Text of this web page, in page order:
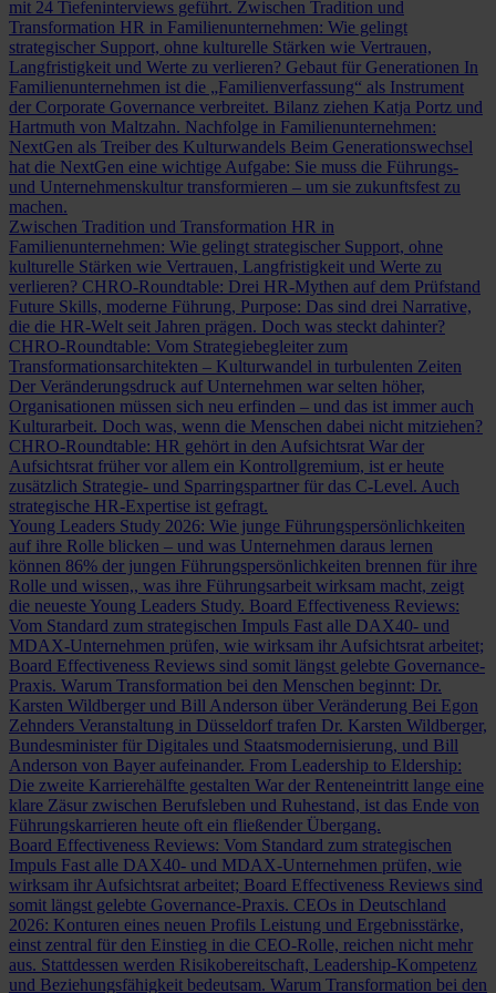
mit 24 Tiefeninterviews geführt. Zwischen Tradition und
Transformation HR in Familienunternehmen: Wie gelingt
strategischer Support, ohne kulturelle Stärken wie Vertrauen,
Langfristigkeit und Werte zu verlieren? Gebaut für Generationen In
Familienunternehmen ist die „Familienverfassung“ als Instrument
der Corporate Governance verbreitet. Bilanz ziehen Katja Portz und
Hartmuth von Maltzahn. Nachfolge in Familienunternehmen:
NextGen als Treiber des Kulturwandels Beim Generationswechsel
hat die NextGen eine wichtige Aufgabe: Sie muss die Führungs-
und Unternehmenskultur transformieren – um sie zukunftsfest zu
machen.
Zwischen Tradition und Transformation HR in
Familienunternehmen: Wie gelingt strategischer Support, ohne
kulturelle Stärken wie Vertrauen, Langfristigkeit und Werte zu
verlieren? CHRO-Roundtable: Drei HR-Mythen auf dem Prüfstand
Future Skills, moderne Führung, Purpose: Das sind drei Narrative,
die die HR-Welt seit Jahren prägen. Doch was steckt dahinter?
CHRO-Roundtable: Vom Strategiebegleiter zum
Transformationsarchitekten – Kulturwandel in turbulenten Zeiten
Der Veränderungsdruck auf Unternehmen war selten höher,
Organisationen müssen sich neu erfinden – und das ist immer auch
Kulturarbeit. Doch was, wenn die Menschen dabei nicht mitziehen?
CHRO-Roundtable: HR gehört in den Aufsichtsrat War der
Aufsichtsrat früher vor allem ein Kontrollgremium, ist er heute
zusätzlich Strategie- und Sparringspartner für das C-Level. Auch
strategische HR-Expertise ist gefragt.
Young Leaders Study 2026: Wie junge Führungspersönlichkeiten
auf ihre Rolle blicken – und was Unternehmen daraus lernen
können 86% der jungen Führungspersönlichkeiten brennen für ihre
Rolle und wissen,, was ihre Führungsarbeit wirksam macht, zeigt
die neueste Young Leaders Study. Board Effectiveness Reviews:
Vom Standard zum strategischen Impuls Fast alle DAX40- und
MDAX-Unternehmen prüfen, wie wirksam ihr Aufsichtsrat arbeitet;
Board Effectiveness Reviews sind somit längst gelebte Governance-
Praxis. Warum Transformation bei den Menschen beginnt: Dr.
Karsten Wildberger und Bill Anderson über Veränderung Bei Egon
Zehnders Veranstaltung in Düsseldorf trafen Dr. Karsten Wildberger,
Bundesminister für Digitales und Staatsmodernisierung, und Bill
Anderson von Bayer aufeinander. From Leadership to Eldership:
Die zweite Karrierehälfte gestalten War der Renteneintritt lange eine
klare Zäsur zwischen Berufsleben und Ruhestand, ist das Ende von
Führungskarrieren heute oft ein fließender Übergang.
Board Effectiveness Reviews: Vom Standard zum strategischen
Impuls Fast alle DAX40- und MDAX-Unternehmen prüfen, wie
wirksam ihr Aufsichtsrat arbeitet; Board Effectiveness Reviews sind
somit längst gelebte Governance-Praxis. CEOs in Deutschland
2026: Konturen eines neuen Profils Leistung und Ergebnisstärke,
einst zentral für den Einstieg in die CEO-Rolle, reichen nicht mehr
aus. Stattdessen werden Risikobereitschaft, Leadership-Kompetenz
und Beziehungsfähigkeit bedeutsam. Warum Transformation bei den